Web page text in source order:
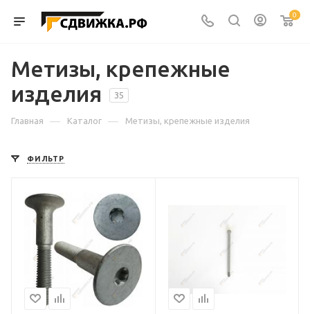
0
Метизы, крепежные
изделия
35
Главная — Каталог — Метизы, крепежные изделия
ФИЛЬТР